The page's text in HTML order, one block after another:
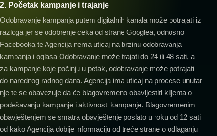
2. Početak kampanje i trajanje
Odobravanje kampanja putem digitalnih kanala može potrajati iz
razloga jer se odobrenje čeka od strane Googlea, odnosno
Facebooka te Agencija nema uticaj na brzinu odobravanja
kampanja i oglasa Odobravanje može trajati do 24 ili 48 sati, a
za kampanje koje počinju u petak, odobravanje može potrajati
do narednog radnog dana. Agencija ima uticaj na procese unutar
nje te se obavezuje da će blagovremeno obavijestiti klijenta o
podešavanju kampanje i aktivnosti kampanje. Blagovremenim
obavještenjem se smatra obavještenje poslato u roku od 12 sati
od kako Agencija dobije informaciju od treće strane o odlaganju